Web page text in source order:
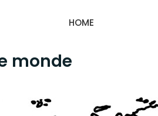
HOME
monde